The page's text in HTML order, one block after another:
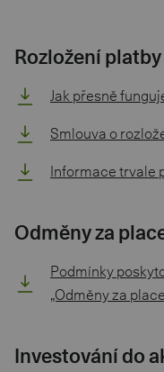
Rozložení platby
Jak přesně
Smlouva o
Informace trvale
Odměny za
Podmínky
„Odměny za
Investování do